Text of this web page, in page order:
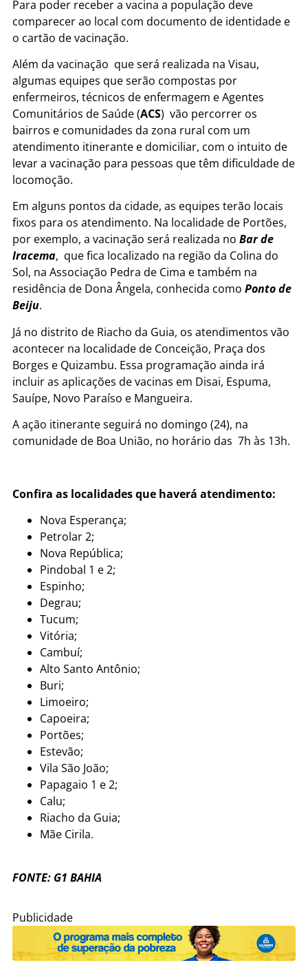
Para poder receber a vacina a população deve
comparecer ao local com documento de identidade e
o cartão de vacinação.
Além da vacinação que será realizada na Visau,
algumas equipes que serão compostas por
enfermeiros, técnicos de enfermagem e Agentes
Comunitários de Saúde (ACS) vão percorrer os
bairros e comunidades da zona rural com um
atendimento itinerante e domiciliar, com o intuito de
levar a vacinação para pessoas que têm dificuldade de
locomoção.
Em alguns pontos da cidade, as equipes terão locais
fixos para os atendimento. Na localidade de Portões,
por exemplo, a vacinação será realizada no Bar de
Iracema, que fica localizado na região da Colina do
Sol, na Associação Pedra de Cima e também na
residência de Dona Ângela, conhecida como Ponto de
Beiju.
Já no distrito de Riacho da Guia, os atendimentos vão
acontecer na localidade de Conceição, Praça dos
Borges e Quizambu. Essa programação ainda irá
incluir as aplicações de vacinas em Disai, Espuma,
Sauípe, Novo Paraíso e Mangueira.
A ação itinerante seguirá no domingo (24), na
comunidade de Boa União, no horário das 7h às 13h.
Confira as localidades que haverá atendimento:
Nova Esperança;
Petrolar 2;
Nova República;
Pindobal 1 e 2;
Espinho;
Degrau;
Tucum;
Vitória;
Cambuí;
Alto Santo Antônio;
Buri;
Limoeiro;
Capoeira;
Portões;
Estevão;
Vila São João;
Papagaio 1 e 2;
Calu;
Riacho da Guia;
Mãe Cirila.
FONTE: G1 BAHIA
Publicidade